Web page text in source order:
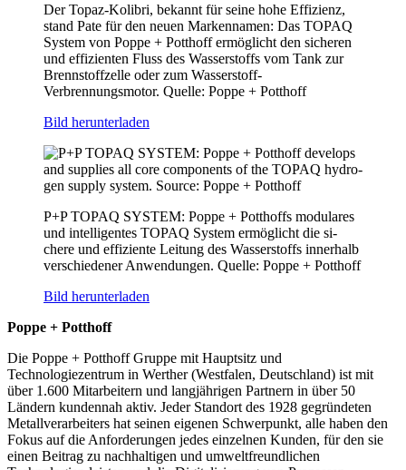
Der Topaz-Kolibri, bekannt für seine hohe Effizienz,
stand Pate für den neuen Markennamen: Das TOPAQ
System von Poppe + Potthoff ermöglicht den sicheren
und effizienten Fluss des Wasserstoffs vom Tank zur
Brennstoffzelle oder zum Wasserstoff-
Verbrennungsmotor. Quelle: Poppe + Potthoff
Bild herunterladen
P+P TOPAQ SYSTEM: Poppe + Potthoffs modulares
und intelligentes TOPAQ System ermöglicht die si-
chere und effiziente Leitung des Wasserstoffs innerhalb
verschiedener Anwendungen. Quelle: Poppe + Potthoff
Bild herunterladen
Poppe + Potthoff
Die Poppe + Potthoff Gruppe mit Hauptsitz und
Technologiezentrum in Werther (Westfalen, Deutschland) ist mit
über 1.600 Mitarbeitern und langjährigen Partnern in über 50
Ländern kundennah aktiv. Jeder Standort des 1928 gegründeten
Metallverarbeiters hat seinen eigenen Schwerpunkt, alle haben den
Fokus auf die Anforderungen jedes einzelnen Kunden, für den sie
einen Beitrag zu nachhaltigen und umweltfreundlichen